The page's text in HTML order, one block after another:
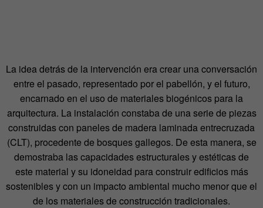
La idea detrás de la intervención era crear una conversación
entre el pasado, representado por el pabellón, y el futuro,
encarnado en el uso de materiales biogénicos para la
arquitectura. La instalación constaba de una serie de piezas
construidas con paneles de madera laminada entrecruzada
(CLT), procedente de bosques gallegos. De esta manera, se
demostraba las capacidades estructurales y estéticas de
este material y su idoneidad para construir edificios más
sostenibles y con un impacto ambiental mucho menor que el
de los materiales de construcción tradicionales.